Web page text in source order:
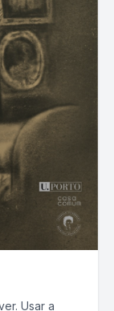
Usar a